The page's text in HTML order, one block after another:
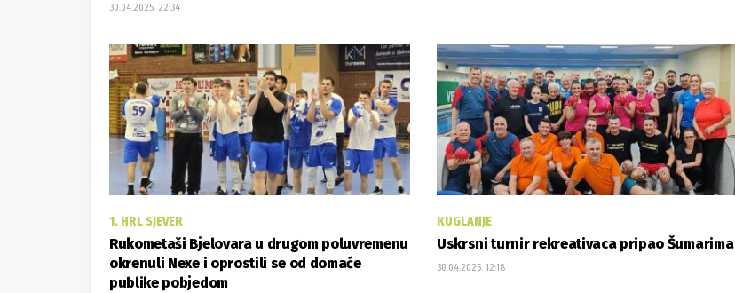
30.04.2025. 22:34
1. HRL SJEVER
Rukometaši Bjelovara u drugom poluvremenu
okrenuli Nexe i oprostili se od domaće
publike pobjedom
KUGLANJE
Uskrsni turnir rekreativaca pripao Šumarima
30.04.2025. 12:18